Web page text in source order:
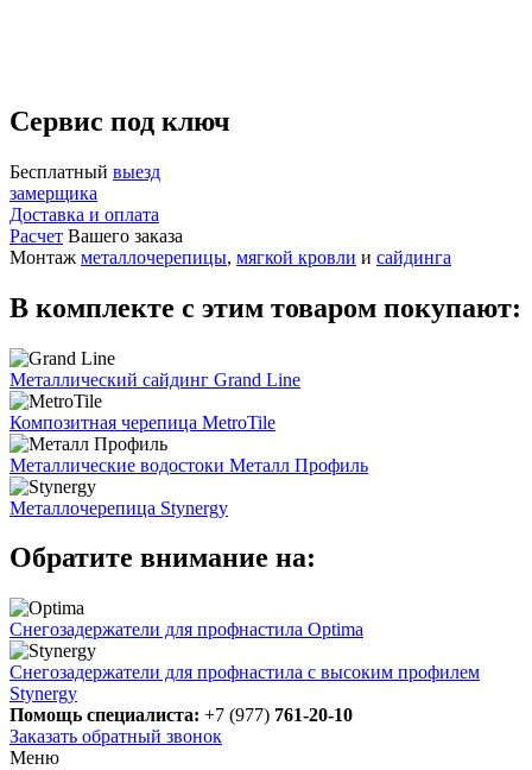
Сервис под ключ
Бесплатный выезд
замерщика
Доставка и оплата
Расчет Вашего заказа
Монтаж металлочерепицы, мягкой кровли и сайдинга
В комплекте с этим товаром покупают:
Металлический сайдинг Grand Line
Композитная черепица MetroTile
Металлические водостоки Металл Профиль
Металлочерепица Stynergy
Обратите внимание на:
Снегозадержатели для профнастила Optima
Снегозадержатели для профнастила с высоким профилем
Stynergy
Помощь специалиста: +7 (977) 761-20-10
Заказать обратный звонок
Меню